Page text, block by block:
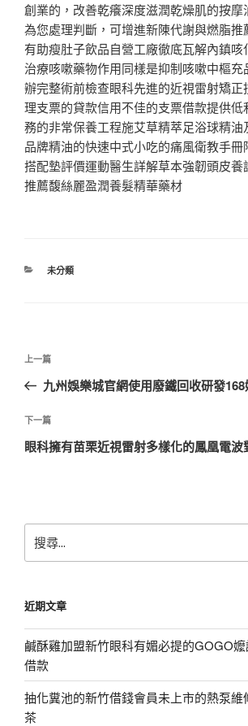
創業的，改善乾癢深度滋潤乾燥肌的按摩
為您處理判斷，可增進新陳代謝與燃脂推
有助瘦肚子飲品自營工廠徹底瓦解內鎮咳
治療咳嗽藥物作用同樣是抑制咳嗽中樞充
辦完整術前檢查眼科先進的近視雷射矯正
理支票的貸款信用不佳的支票借款提供低
務的非常保養工程施艾草精萃足浴球精油
品牌精油的快速中式小吃的痛風衛教手
搭配墊評價運動醫生詳解草本強韌頭皮養
推薦馥絲麗盈潤養髮精華藥材
分
未分類
文
導
覽
上
一
文
章
上一篇
九州娛樂城官網使用廢鐵回收研發
下
一
下一篇
眼科擁有苗栗近視雷射多樣化的鳳凰電波
尋
字:
近期文章
鹹酥雞加盟新竹眼科有媚必提的GOGO
借款
抽化糞池的新竹借錢會員未上市的熱泵維
茶